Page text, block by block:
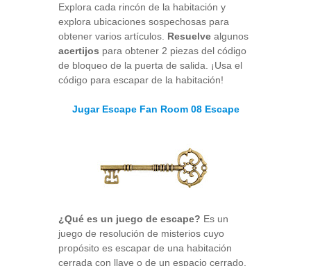
Explora cada rincón de la habitación y
explora ubicaciones sospechosas para
obtener varios artículos. Resuelve algunos
acertijos para obtener 2 piezas del código
de bloqueo de la puerta de salida. ¡Usa el
código para escapar de la habitación!
Jugar Escape Fan Room 08 Escape
¿Qué es un juego de escape? Es un
juego de resolución de misterios cuyo
propósito es escapar de una habitación
cerrada con llave o de un espacio cerrado.